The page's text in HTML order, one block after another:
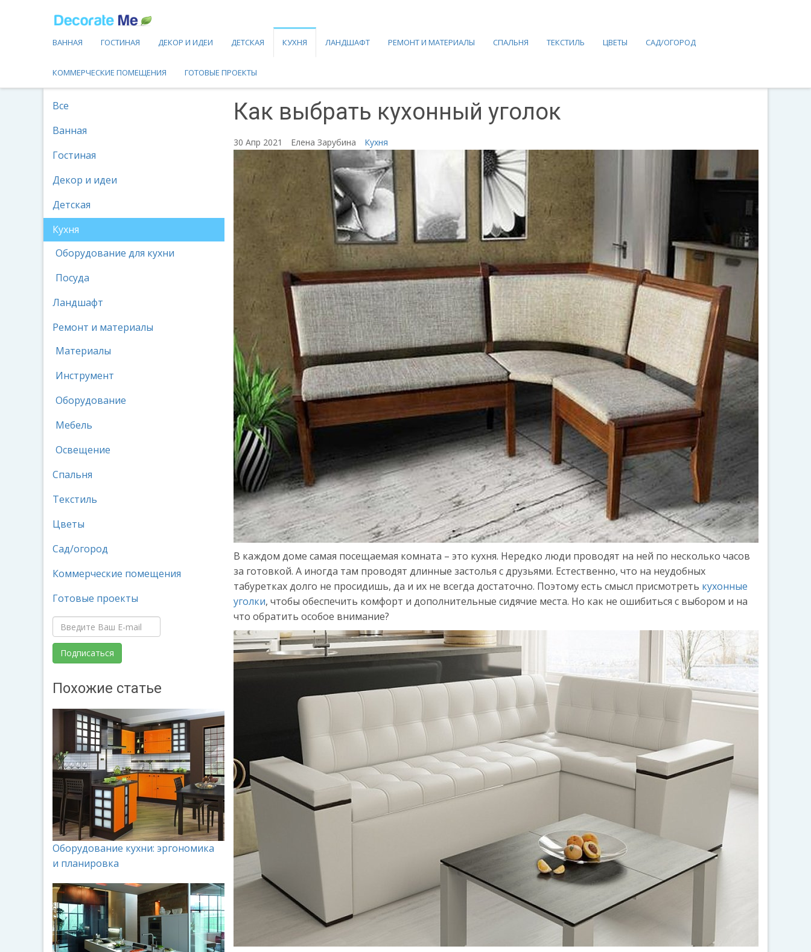
ВАННАЯ ГОСТИНАЯ ДЕКОР И ИДЕИ ДЕТСКАЯ КУХНЯ ЛАНДШАФТ РЕМОНТ И МАТЕРИАЛЫ СПАЛЬНЯ ТЕКСТИЛЬ ЦВЕТЫ САД/ОГОРОД
КОММЕРЧЕСКИЕ ПОМЕЩЕНИЯ ГОТОВЫЕ ПРОЕКТЫ
Все
Ванная
Гостиная
Декор и идеи
Детская
Кухня
Оборудование для кухни
Посуда
Ландшафт
Ремонт и материалы
Материалы
Инструмент
Оборудование
Мебель
Освещение
Спальня
Текстиль
Цветы
Сад/огород
Коммерческие помещения
Готовые проекты
Похожие статье
Оборудование кухни: эргономика
и планировка
Как выбрать кухонный уголок
30 Апр 2021 Елена Зарубина Кухня
В каждом доме самая посещаемая комната – это кухня. Нередко люди проводят на ней по несколько часов
за готовкой. А иногда там проводят длинные застолья с друзьями. Естественно, что на неудобных
табуретках долго не просидишь, да и их не всегда достаточно. Поэтому есть смысл присмотреть кухонные
уголки, чтобы обеспечить комфорт и дополнительные сидячие места. Но как не ошибиться с выбором и на
что обратить особое внимание?